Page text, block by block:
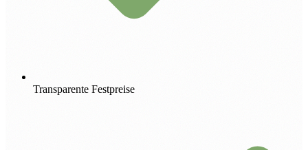
Transparente Festpreise